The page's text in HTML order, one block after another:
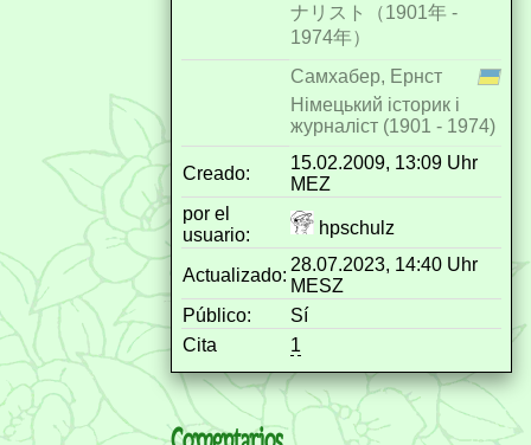
ナリスト（1901年 -
1974年）
Самхабер, Ернст
Німецький історик і
журналіст (1901 - 1974)
Creado:
15.02.2009, 13:09 Uhr
MEZ
por el
usuario:
hpschulz
Actualizado:
28.07.2023, 14:40 Uhr
MESZ
Público:
Sí
Cita
1